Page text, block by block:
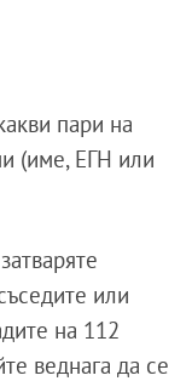
пари на
(име, ЕГН или
или
на 112
веднага да се